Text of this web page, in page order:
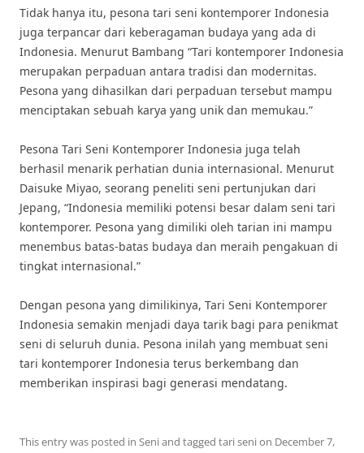
Tidak hanya itu, pesona tari seni kontemporer Indonesia
juga terpancar dari keberagaman budaya yang ada di
Indonesia. Menurut Bambang “Tari kontemporer Indonesia
merupakan perpaduan antara tradisi dan modernitas.
Pesona yang dihasilkan dari perpaduan tersebut mampu
menciptakan sebuah karya yang unik dan memukau.”
Pesona Tari Seni Kontemporer Indonesia juga telah
berhasil menarik perhatian dunia internasional. Menurut
Daisuke Miyao, seorang peneliti seni pertunjukan dari
Jepang, “Indonesia memiliki potensi besar dalam seni tari
kontemporer. Pesona yang dimiliki oleh tarian ini mampu
menembus batas-batas budaya dan meraih pengakuan di
tingkat internasional.”
Dengan pesona yang dimilikinya, Tari Seni Kontemporer
Indonesia semakin menjadi daya tarik bagi para penikmat
seni di seluruh dunia. Pesona inilah yang membuat seni
tari kontemporer Indonesia terus berkembang dan
memberikan inspirasi bagi generasi mendatang.
This entry was posted in Seniand tagged tari senion December 7,